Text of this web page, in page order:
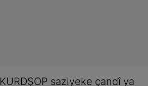
KURDŞOP saziyeke çandî ya